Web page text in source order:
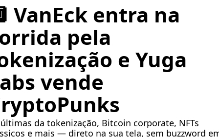
VanEck entra na
pela
e Yuga
vende
da tokenização, Bitcoin corporate, NFTs
e mais — direto na sua tela, sem buzzword